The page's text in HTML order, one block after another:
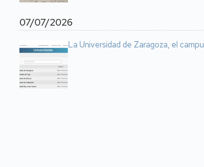
07/07/2026
La Universidad de Zaragoza, el